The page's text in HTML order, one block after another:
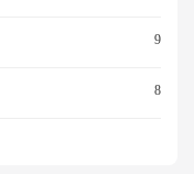
9
8